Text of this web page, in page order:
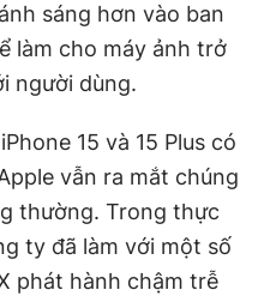
sáng hơn vào ban
làm cho máy ảnh trở
người dùng.
15 và 15 Plus có
vẫn ra mắt chúng
thường. Trong thực
ty đã làm với một số
phát hành chậm trễ